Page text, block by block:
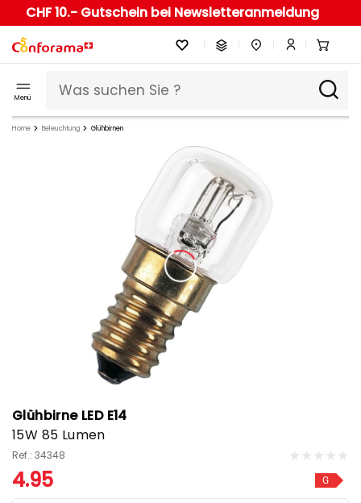
CHF 10.- Gutschein bei Newsletteranmeldung
Menü
Home Beleuchtung Glühbirnen
Glühbirne LED E14
15W 85 Lumen
Ref.: 34348
4.95 G